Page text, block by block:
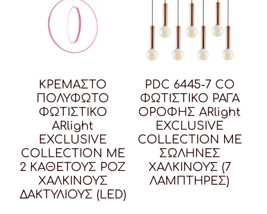
ΚΡΕΜΑΣΤΟ
ΠΟΛΥΦΩΤΟ
ΦΩΤΙΣΤΙΚΟ
ARlight
ΕXCLUSIVE
COLLECTION ΜΕ
2 ΚΑΘΕΤΟΥΣ ΡΟΖ
ΧΑΛΚΙΝΟΥΣ
ΔΑΚΤΥΛΙΟΥΣ (LED)
PDC 6445-7 CO
ΦΩΤΙΣΤΙΚΟ ΡΑΓΑ
ΟΡΟΦΗΣ ARlight
ΕXCLUSIVE
COLLECTION ME
ΣΩΛΗΝΕΣ
ΧΑΛΚΙΝΟΥΣ (7
ΛΑΜΠΤΗΡΕΣ)